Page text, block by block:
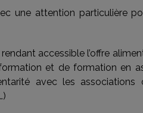
une attention particulière
accessible l’offre
et de formation en
avec les